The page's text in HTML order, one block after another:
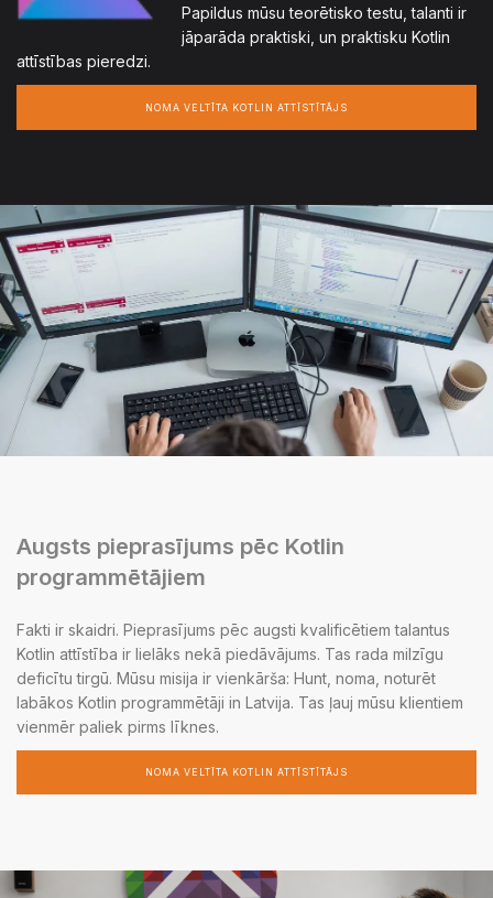
Papildus mūsu teorētisko testu, talanti ir
jāparāda praktiski, un praktisku Kotlin
attīstības pieredzi.
NOMA VELTĪTA KOTLIN ATTĪSTĪTĀJS
Augsts pieprasījums pēc Kotlin
programmētājiem
Fakti ir skaidri. Pieprasījums pēc augsti kvalificētiem talantus
Kotlin attīstība ir lielāks nekā piedāvājums. Tas rada milzīgu
deficītu tirgū. Mūsu misija ir vienkārša: Hunt, noma, noturēt
labākos Kotlin programmētāji in Latvija. Tas ļauj mūsu klientiem
vienmēr paliek pirms līknes.
NOMA VELTĪTA KOTLIN ATTĪSTĪTĀJS